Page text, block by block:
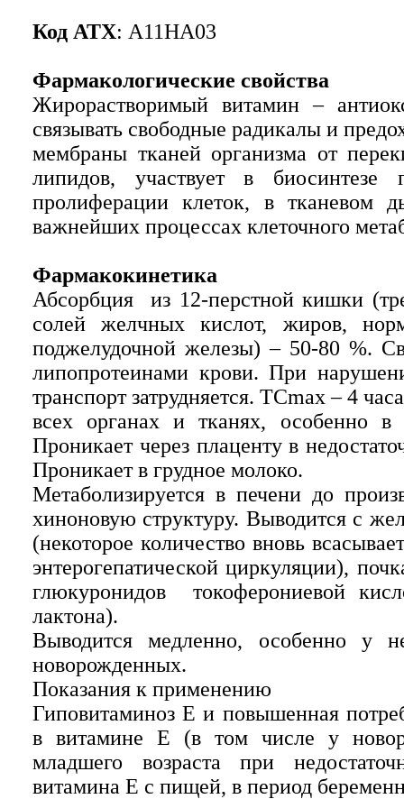
Код АТХ: А11НА03
Фармакологические свойства
Жирорастворимый витамин –
связывать свободные радикалы и
мембраны тканей организма от
липидов, участвует в
пролиферации клеток, в тканевом
важнейших процессах клеточного
Фармакокинетика
Абсорбция из 12-перстной кишки
солей желчных кислот, жиров,
поджелудочной железы) – 50-80 %.
липопротеинами крови. При
транспорт затрудняется. ТСmax – 4
всех органах и тканях, особенно
Проникает через плаценту в
Проникает в грудное молоко.
Метаболизируется в печени до
хиноновую структуру. Выводится с
(некоторое количество вновь
энтерогепатической циркуляции),
глюкуронидов токоферониевой
лактона).
Выводится медленно, особенно у
новорожденных.
Показания к применению
Гиповитаминоз Е и повышенная
в витамине Е (в том числе у
младшего возраста при
витамина Е с пищей, в период